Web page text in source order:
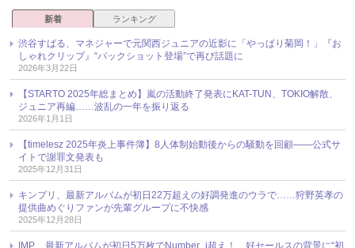
新着 ランキング
渋谷すばる、マネジャーで元関西ジュニアの近影に「やっぱり菊岡！」『お
しゃれクリップ』“バックショット登場”で再び話題に
2026年3月22日
【STARTO 2025年総まとめ】嵐の活動終了発表にKAT-TUN、TOKIO解散、
ジュニア再編……波乱の一年を振り返る
2026年1月1日
【timelesz 2025年炎上事件簿】8人体制始動後からの騒動を回顧――公式サ
イトで謝罪文発表も
2025年12月31日
キンプリ、最新アルバムが初日22万超えの好調発進のウラで……狩野英孝の
提供曲めぐりファンが先輩グループに不快感
2025年12月28日
IMP.、最新アルバムが初日5万枚でNumber_i超え！ 好セールスの背景に“初